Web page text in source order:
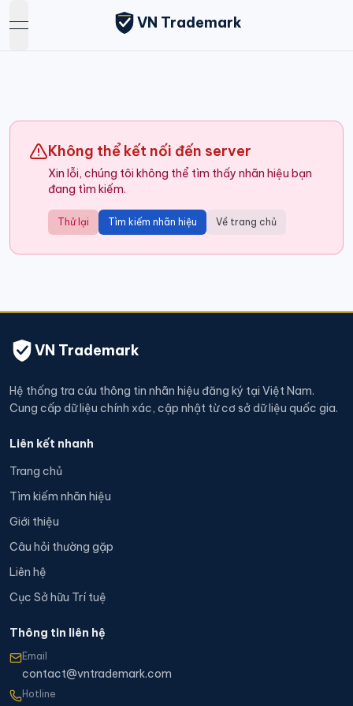
open navigation menu
VN Trademark
Không thể kết nối đến server
Xin lỗi, chúng tôi không thể tìm thấy nhãn hiệu bạn
đang tìm kiếm.
Thử lại Tìm kiếm nhãn hiệu Về trang chủ
VN Trademark
Hệ thống tra cứu thông tin nhãn hiệu đăng ký tại Việt Nam.
Cung cấp dữ liệu chính xác, cập nhật từ cơ sở dữ liệu quốc gia.
Liên kết nhanh
Trang chủ
Tìm kiếm nhãn hiệu
Giới thiệu
Câu hỏi thường gặp
Liên hệ
Cục Sở hữu Trí tuệ
Thông tin liên hệ
Email
contact@vntrademark.com
Hotline